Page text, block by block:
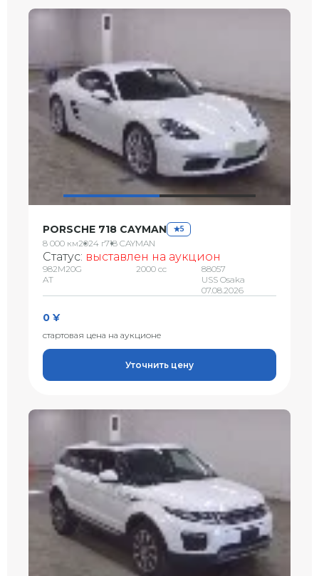
PORSCHE 718 CAYMAN 5
8 000 км2024 г718 CAYMAN
Статус: выставлен на аукцион
982M20G
AT
2000 сс
88057
USS Osaka
07.08.2026
0 ¥
стартовая цена на аукционе
Уточнить цену